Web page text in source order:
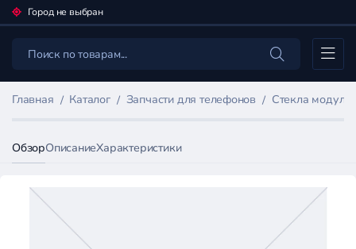
Город не выбран
Каталог
Главная Каталог Запчасти для телефонов Стекла
ОбзорОписаниеХарактеристики